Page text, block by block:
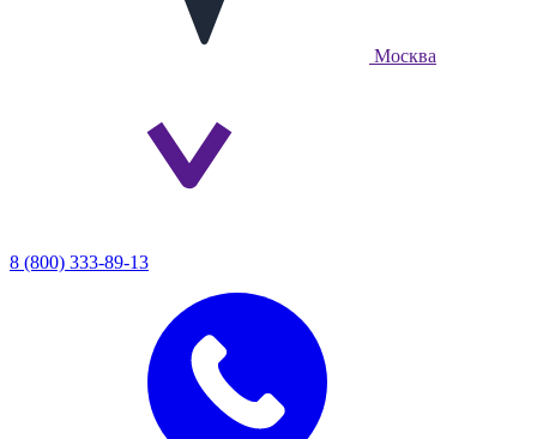
Москва
8 (800) 333-89-13